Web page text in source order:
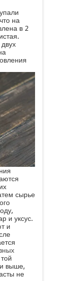
на
в 2
сырье
и уксус.
и
выше,
не